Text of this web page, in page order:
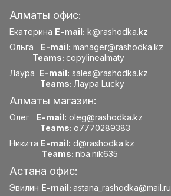
Алматы офис:
Екатерина E-mail: k@rashodka.kz
Ольга E-mail: manager@rashodka.kz
Teams: copylinealmaty
Лаура E-mail: sales@rashodka.kz
Teams: Лаура Lucky
Алматы магазин:
Олег E-mail: oleg@rashodka.kz
Teams: o7770289383
Никита E-mail: d@rashodka.kz
Teams: nba.nik635
Астана офис:
Эвилин E-mail: astana_rashodka@mail.ru